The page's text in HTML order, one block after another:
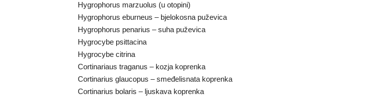
Hygrophorus marzuolus (u otopini)
Hygrophorus eburneus – bjelokosna puževica
Hygrophorus penarius – suha puževica
Hygrocybe psittacina
Hygrocybe citrina
Cortinariaus traganus – kozja koprenka
Cortinarius glaucopus – smeđelisnata koprenka
Cortinarius bolaris – ljuskava koprenka